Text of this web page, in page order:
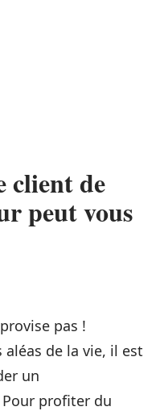
client de
peut vous
pas !
de la vie, il est
un
Pour profiter du